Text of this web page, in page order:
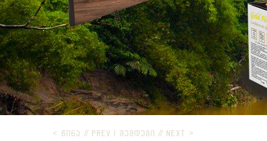
< ᲬᲘᲜᲐ // PREV ᲨᲔᲛᲓᲔᲒᲘ // NEXT >